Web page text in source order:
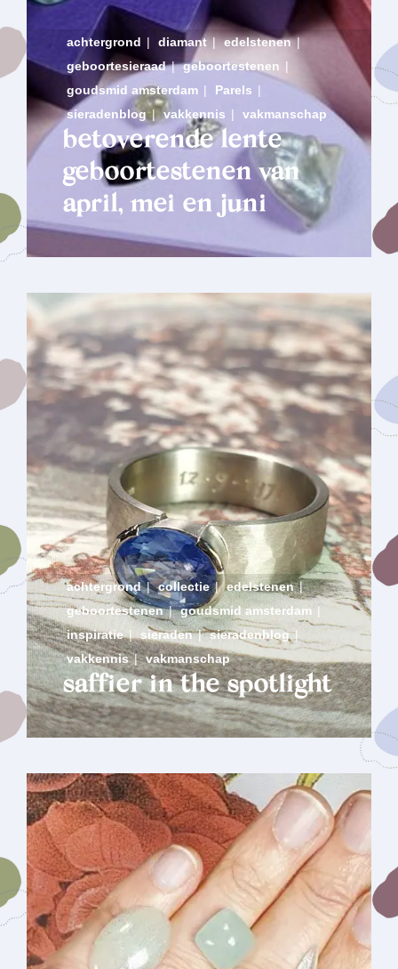
achtergrond | diamant | edelstenen |
geboortesieraad | geboortestenen |
goudsmid amsterdam | Parels |
sieradenblog | vakkennis | vakmanschap
betoverende lente
geboortestenen van
april, mei en juni
achtergrond | collectie | edelstenen |
geboortestenen | goudsmid amsterdam |
inspiratie | sieraden | sieradenblog |
vakkennis | vakmanschap
saffier in the spotlight